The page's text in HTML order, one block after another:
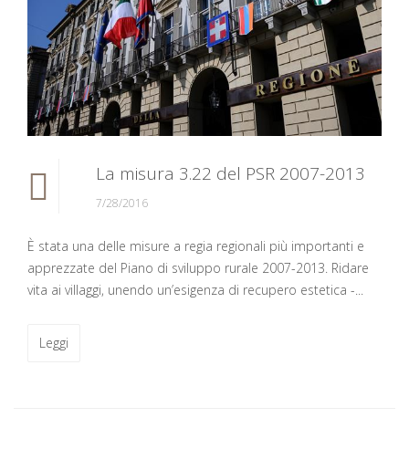
La misura 3.22 del PSR 2007-2013
7/28/2016
È stata una delle misure a regia regionali più importanti e
apprezzate del Piano di sviluppo rurale 2007-2013. Ridare
vita ai villaggi, unendo un’esigenza di recupero estetica -...
Leggi